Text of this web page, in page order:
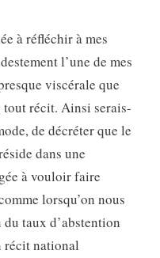
à réfléchir à mes
l’une de mes
viscérale que
tout récit. Ainsi serais-
de décréter que le
dans une
à vouloir faire
lorsqu’on nous
taux d’abstention
récit national